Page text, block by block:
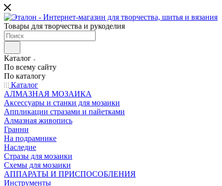
Товары для творчества и рукоделия
Каталог
По всему сайту
По каталогу
Каталог
АЛМАЗНАЯ МОЗАИКА
Аксессуары и станки для мозаики
Аппликации стразами и пайетками
Алмазная живопись
Гранни
На подрамнике
Наследие
Стразы для мозаики
Схемы для мозаики
АППАРАТЫ И ПРИСПОСОБЛЕНИЯ
Инструменты